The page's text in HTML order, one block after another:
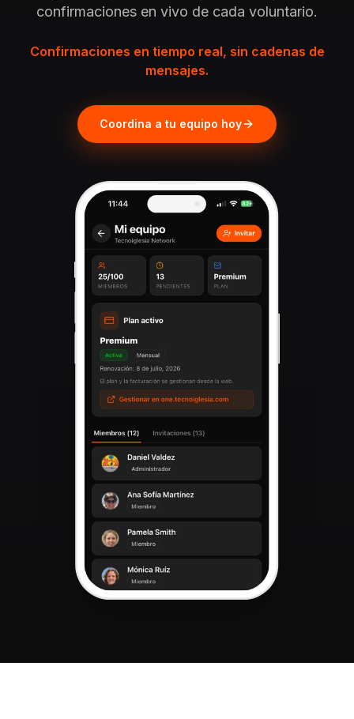
confirmaciones en vivo de cada voluntario.
Confirmaciones en tiempo real, sin cadenas de
mensajes.
Coordina a tu equipo hoy